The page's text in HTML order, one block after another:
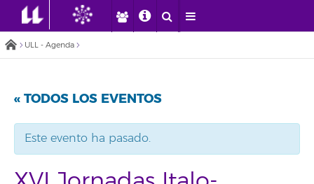
ULL - Agenda
« TODOS LOS EVENTOS
Este evento ha pasado.